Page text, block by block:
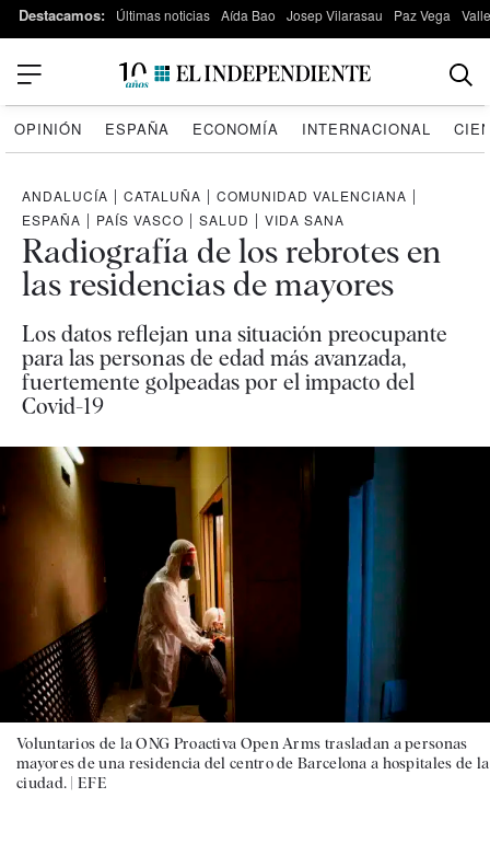
Destacamos: Últimas noticias Aída Bao Josep Vilarasau Paz Vega
OPINIÓN ESPAÑA ECONOMÍA INTERNACIONAL
ANDALUCÍA | CATALUÑA | COMUNIDAD VALENCIANA |
ESPAÑA | PAÍS VASCO | SALUD | VIDA SANA
Radiografía de los rebrotes en
las residencias de mayores
Los datos reflejan una situación preocupante
para las personas de edad más avanzada,
fuertemente golpeadas por el impacto del
Covid-19
Voluntarios de la ONG Proactiva Open Arms trasladan a personas
mayores de una residencia del centro de Barcelona a hospitales de la
ciudad. | EFE